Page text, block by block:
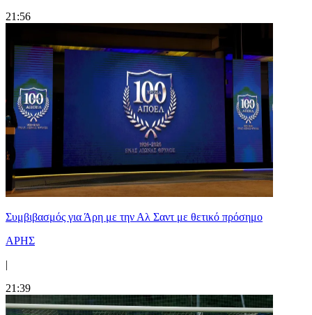
21:56
Συμβιβασμός για Άρη με την Αλ Σαντ με θετικό πρόσημο
ΑΡΗΣ
|
21:39